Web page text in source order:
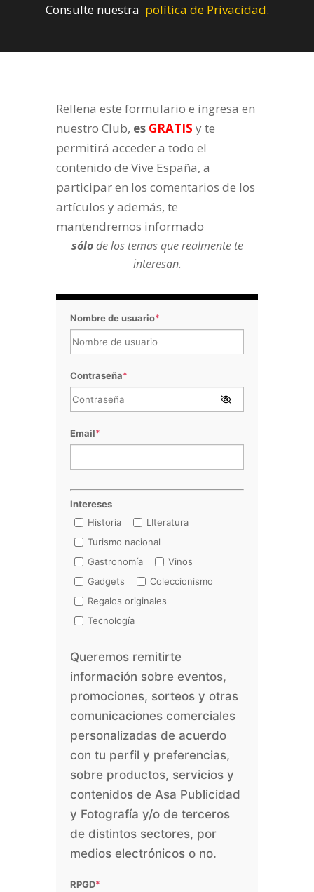
Consulte nuestra política de Privacidad.
Rellena este formulario e ingresa en
nuestro Club, es GRATIS y te
permitirá acceder a todo el
contenido de Vive España, a
participar en los comentarios de los
artículos y además, te
mantendremos informado
sólode los temas que realmente te
interesan.
Nombre de usuario*
Contraseña*
Email*
Intereses
Historia
LIteratura
Turismo nacional
Gastronomía
Vinos
Gadgets
Coleccionismo
Regalos originales
Tecnología
Queremos remitirte
información sobre eventos,
promociones, sorteos y otras
comunicaciones comerciales
personalizadas de acuerdo
con tu perfil y preferencias,
sobre productos, servicios y
contenidos de Asa Publicidad
y Fotografía y/o de terceros
de distintos sectores, por
medios electrónicos o no.
RPGD*